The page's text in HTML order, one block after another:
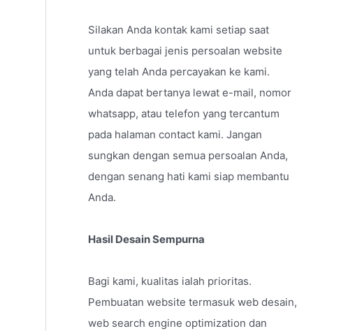
Silakan Anda kontak kami setiap saat
untuk berbagai jenis persoalan website
yang telah Anda percayakan ke kami.
Anda dapat bertanya lewat e-mail, nomor
whatsapp, atau telefon yang tercantum
pada halaman contact kami. Jangan
sungkan dengan semua persoalan Anda,
dengan senang hati kami siap membantu
Anda.
Hasil Desain Sempurna
Bagi kami, kualitas ialah prioritas.
Pembuatan website termasuk web desain,
web search engine optimization dan